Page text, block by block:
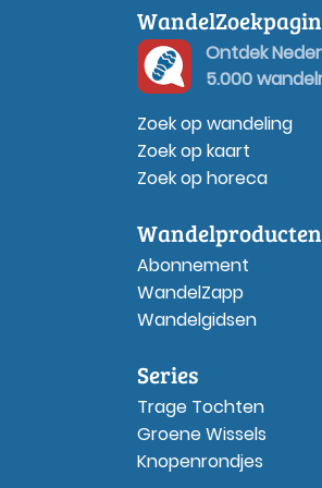
Ontdek
5.000
Zoek op wandeling
Zoek op kaart
Zoek op horeca
Wandelproducten
Abonnement
WandelZapp
Wandelgidsen
Series
Trage Tochten
Groene Wissels
Knopenrondjes